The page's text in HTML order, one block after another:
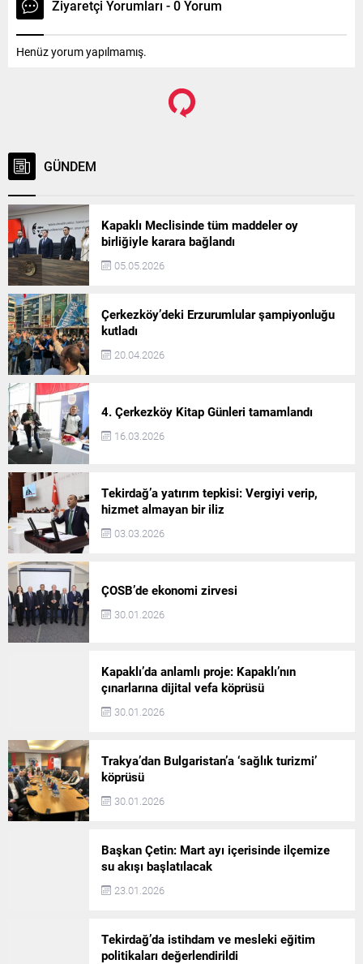
Ziyaretçi Yorumları - 0 Yorum
Henüz yorum yapılmamış.
GÜNDEM
Kapaklı Meclisinde tüm maddeler oy
birliğiyle karara bağlandı
05.05.2026
Çerkezköy’deki Erzurumlular şampiyonluğu
kutladı
20.04.2026
4. Çerkezköy Kitap Günleri tamamlandı
16.03.2026
Tekirdağ’a yatırım tepkisi: Vergiyi verip,
hizmet almayan bir iliz
03.03.2026
ÇOSB’de ekonomi zirvesi
30.01.2026
Kapaklı’da anlamlı proje: Kapaklı’nın
çınarlarına dijital vefa köprüsü
30.01.2026
Trakya’dan Bulgaristan’a ‘sağlık turizmi’
köprüsü
30.01.2026
Başkan Çetin: Mart ayı içerisinde ilçemize
su akışı başlatılacak
23.01.2026
Tekirdağ’da istihdam ve mesleki eğitim
politikaları değerlendirildi